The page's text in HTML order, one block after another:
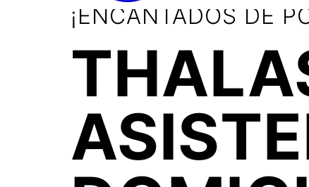
¡ENCANTADOS DE PODER
LE OFRECEMOS